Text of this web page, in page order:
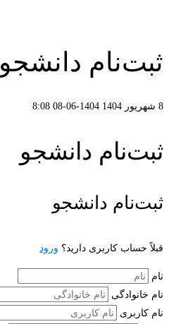
ثبت‌نام دانشجو
8 شهریور 1404 1404-06-08 8:08
ثبت‌نام دانشجو
ثبت‌نام دانشجو
قبلاً حساب کاربری دارید؟ ورود
نام
نام خانوادگی
نام کاربری